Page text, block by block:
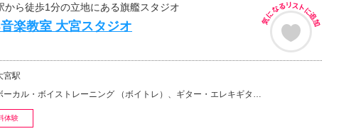
から徒歩1分の立地にある旗艦スタジオ
楽教室 大宮スタジオ
宮駅
カル・ボイストレーニング （ボイトレ）、ギター・エレキギター、バイオリン、ウクレレ、ベース、チェロ、ウッドベース、ビ…
体験